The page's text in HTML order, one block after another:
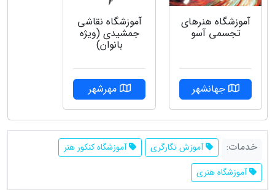
آموزشگاه هنرهای
تجسمی آسو
جهانشهر
آموزشگاه نقاشی
جمشیدی (ویژه
بانوان)
مهرشهر
خدمات: آموزش نگارگری
آموزشگاه کنکور هنر
آموزشگاه هنری